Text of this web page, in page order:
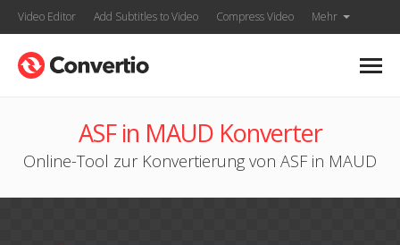
Video Editor Add Subtitles to Video Compress Video Mehr
ASF in MAUD Konverter
Online-Tool zur Konvertierung von ASF in MAUD